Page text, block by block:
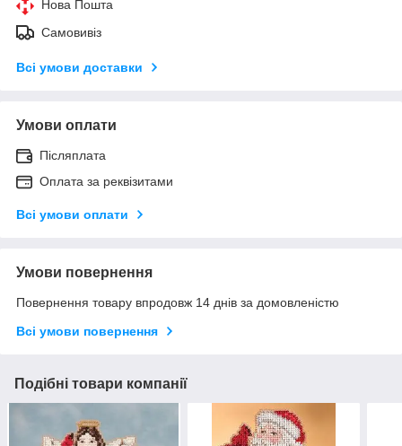
Нова Пошта
Самовивіз
Всі умови доставки
Умови оплати
Післяплата
Оплата за реквізитами
Всі умови оплати
Умови повернення
Повернення товару впродовж 14 днів за домовленістю
Всі умови повернення
Подібні товари компанії